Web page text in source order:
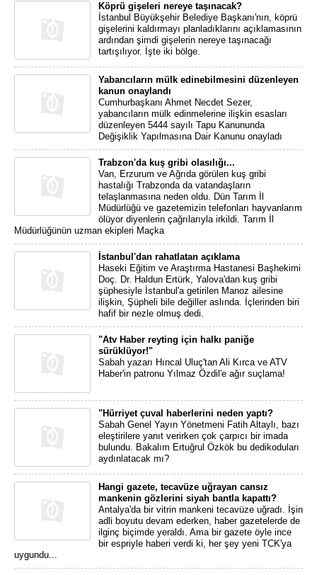
Köprü gişeleri nereye taşınacak?
İstanbul Büyükşehir Belediye Başkanı'nın, köprü
gişelerini kaldırmayı planladıklarını açıklamasının
ardından şimdi gişelerin nereye taşınacağı
tartışılıyor. İşte iki bölge.
Yabancıların mülk edinebilmesini düzenleyen
kanun onaylandı
Cumhurbaşkanı Ahmet Necdet Sezer,
yabancıların mülk edinmelerine ilişkin esasları
düzenleyen 5444 sayılı Tapu Kanununda
Değişiklik Yapılmasına Dair Kanunu onayladı
Trabzon'da kuş gribi olasılığı...
Van, Erzurum ve Ağrıda görülen kuş gribi
hastalığı Trabzonda da vatandaşların
telaşlanmasına neden oldu. Dün Tarım İl
Müdürlüğü ve gazetemizin telefonları hayvanlarım
ölüyor diyenlerin çağrılarıyla irkildi. Tarım İl
Müdürlüğünün uzman ekipleri Maçka
İstanbul'dan rahatlatan açıklama
Haseki Eğitim ve Araştırma Hastanesi Başhekimi
Doç. Dr. Haldun Ertürk, Yalova'dan kuş gribi
şüphesiyle İstanbul'a getirilen Manoz ailesine
ilişkin, Şüpheli bile değiller aslında. İçlerinden biri
hafif bir nezle olmuş dedi.
"Atv Haber reyting için halkı paniğe
sürüklüyor!"
Sabah yazarı Hıncal Uluç'tan Ali Kırca ve ATV
Haber'in patronu Yılmaz Özdil'e ağır suçlama!
"Hürriyet çuval haberlerini neden yaptı?
Sabah Genel Yayın Yönetmeni Fatih Altaylı, bazı
eleştirilere yanıt verirken çok çarpıcı bir imada
bulundu. Bakalım Ertuğrul Özkök bu dedikoduları
aydınlatacak mı?
Hangi gazete, tecavüze uğrayan cansız
mankenin gözlerini siyah bantla kapattı?
Antalya'da bir vitrin mankeni tecavüze uğradı. İşin
adli boyutu devam ederken, haber gazetelerde de
ilginç biçimde yeraldı. Ama bir gazete öyle ince
bir espriyle haberi verdi ki, her şey yeni TCK'ya
uygundu...